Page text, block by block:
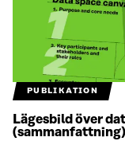
PUBLIKATION
Lägesbild över
(sammanfattning)